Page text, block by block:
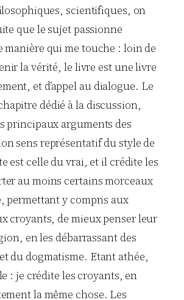
scientifiques, on
que le sujet passionne
manière qui me touche : loin de
la vérité, le livre est une livre
et d’appel au dialogue. Le
dédié à la discussion,
principaux arguments des
sens représentatif du style de
est celle du vrai, et il crédite les
au moins certains morceaux
permettant y compris aux
croyants, de mieux penser leur
en les débarrassant des
du dogmatisme. Etant athée,
: je crédite les croyants, en
la même chose. Les